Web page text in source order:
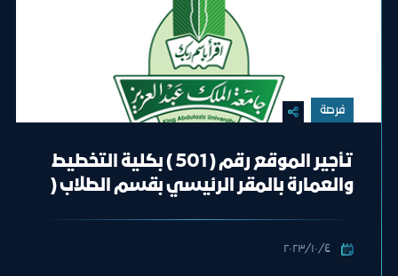
فرصة
تأجير الموقع رقم ( 501 ) بكلية التخطيط
والعمارة بالمقر الرئيسي بقسم الطلاب (
٤‏/١٠‏/٢٠٢٣